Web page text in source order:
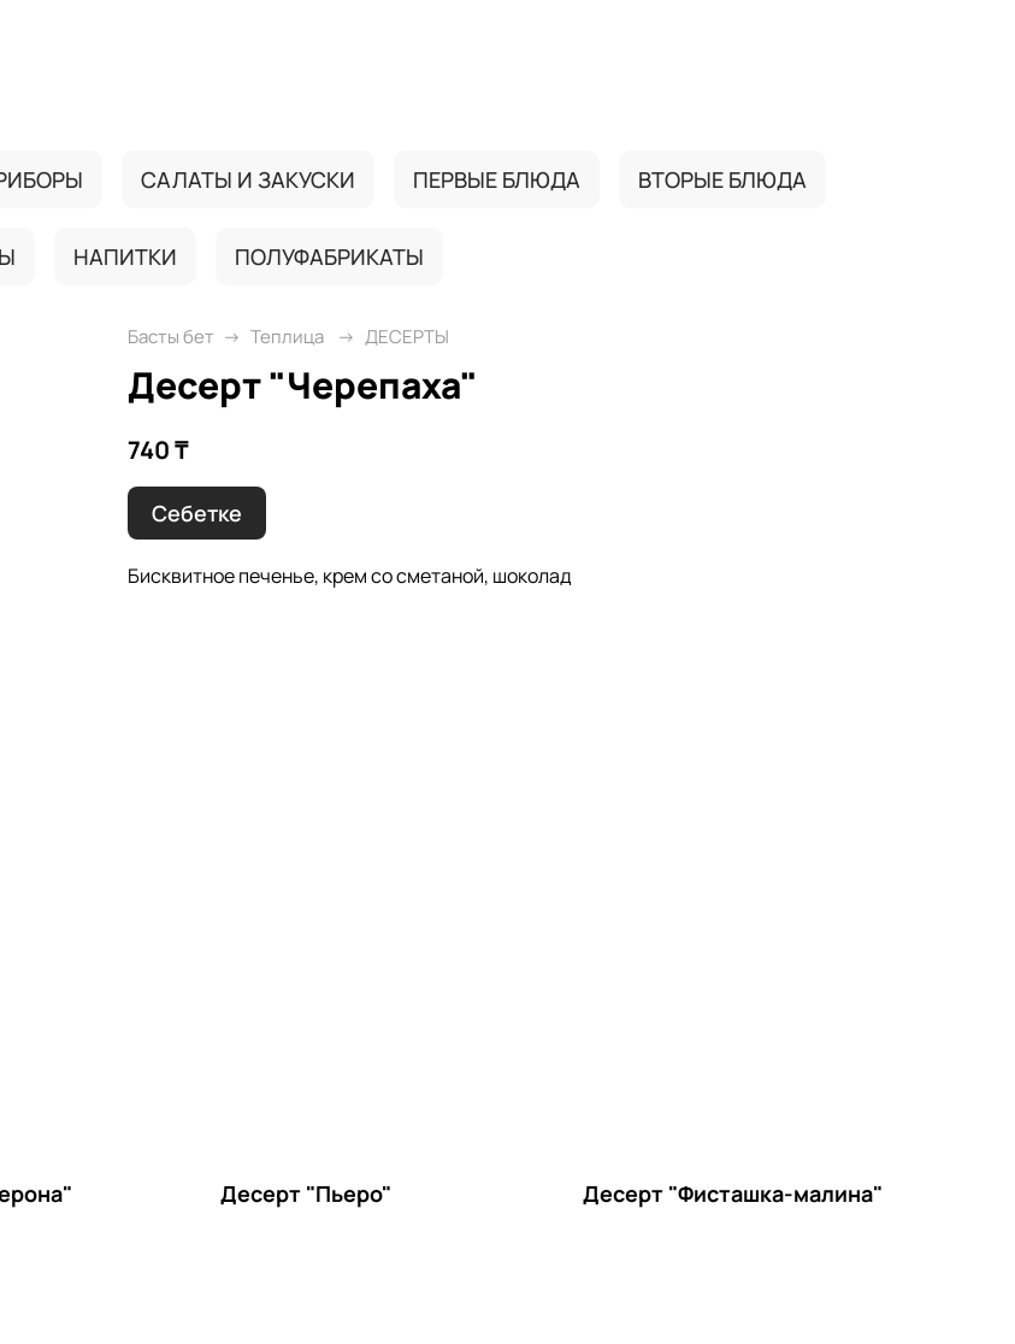
САЛАТЫ И ЗАКУСКИ ПЕРВЫЕ БЛЮДА ВТОРЫЕ БЛЮДА
НАПИТКИ ПОЛУФАБРИКАТЫ
Басты бет Теплица ДЕСЕРТЫ
Десерт "Черепаха"
740 ₸
Себетке
Бисквитное печенье, крем со сметаной, шоколад
Десерт "Пьеро" Десерт "Фисташка-малина"